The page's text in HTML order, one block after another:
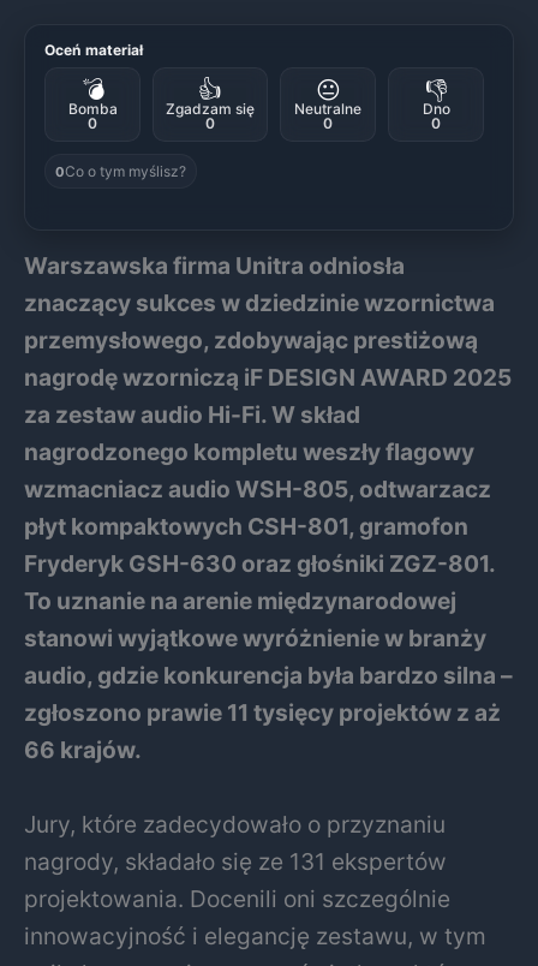
Oceń materiał
💣
Bomba
0
👍
Zgadzam się
0
😐
Neutralne
0
👎
Dno
0
0Co o tym myślisz?
Warszawska firma Unitra odniosła
znaczący sukces w dziedzinie wzornictwa
przemysłowego, zdobywając prestiżową
nagrodę wzorniczą iF DESIGN AWARD 2025
za zestaw audio Hi-Fi. W skład
nagrodzonego kompletu weszły flagowy
wzmacniacz audio WSH-805, odtwarzacz
płyt kompaktowych CSH-801, gramofon
Fryderyk GSH-630 oraz głośniki ZGZ-801.
To uznanie na arenie międzynarodowej
stanowi wyjątkowe wyróżnienie w branży
audio, gdzie konkurencja była bardzo silna –
zgłoszono prawie 11 tysięcy projektów z aż
66 krajów.
Jury, które zadecydowało o przyznaniu
nagrody, składało się ze 131 ekspertów
projektowania. Docenili oni szczególnie
innowacyjność i elegancję zestawu, w tym